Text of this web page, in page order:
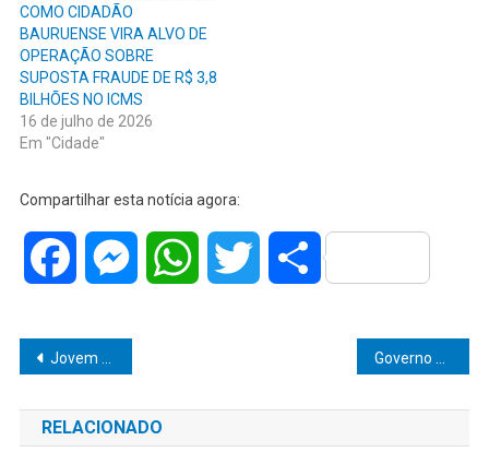
COMO CIDADÃO
BAURUENSE VIRA ALVO DE
OPERAÇÃO SOBRE
SUPOSTA FRAUDE DE R$ 3,8
BILHÕES NO ICMS
16 de julho de 2026
Em "Cidade"
Compartilhar esta notícia agora:
Facebook MessengerWhatsAppTwitter Share
Navegação
de
Post
Jovem de 19 anos assassinada pelo namorado, foi estuprada antes de morrer e relatou crime à uma amiga
RELACIONADO